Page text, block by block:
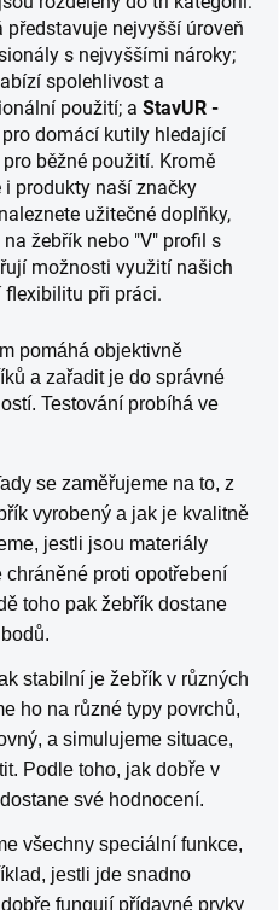
představuje nejvyšší úroveň
s nejvyššími nároky;
spolehlivost a
použití; a StavUR -
pro domácí kutily hledající
běžné použití. Kromě
produkty naší značky
užitečné doplňky,
žebřík nebo "V" profil s
možnosti využití našich
při práci.
pomáhá objektivně
a zařadit je do správné
Testování probíhá ve
se zaměřujeme na to, z
vyrobený a jak je kvalitně
jestli jsou materiály
chráněné proti opotřebení
toho pak žebřík dostane
stabilní je žebřík v různých
ho na různé typy povrchů,
a simulujeme situace,
Podle toho, jak dobře v
své hodnocení.
všechny speciální funkce,
jestli jde snadno
fungují přídavné prvky